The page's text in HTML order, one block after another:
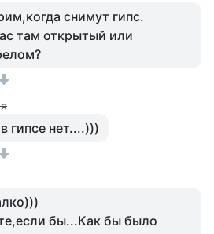
снимут гипс.
там открытый или
гипсе нет....)))
бы...Как бы было